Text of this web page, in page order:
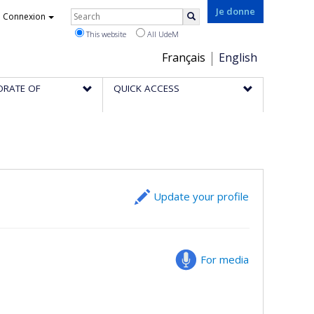
Je donne
Choix
de
la
Français English
Connexion Rechercher
This website All UdeM
OF QUICK ACCESS
Update your profile
For media